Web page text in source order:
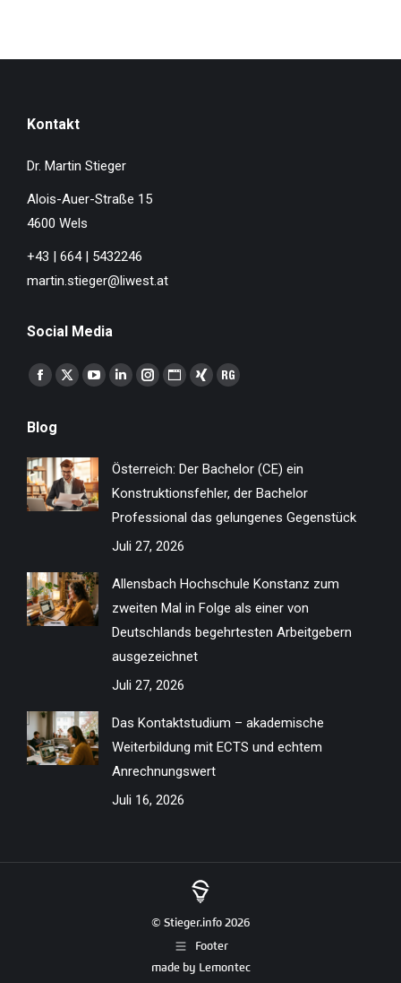
Kontakt
Dr. Martin Stieger
Alois-Auer-Straße 15
4600 Wels
+43 | 664 | 5432246
martin.stieger@liwest.at
Social Media
Finden Sie uns auf:
Facebook
opens
in
new
window
X
in
new
window
YouTube
in
new
window
Linkedin
new
window
Instagram
new
window
Website
new
window
XING
new
window
ResearchGate
new
window
Blog
Österreich: Der Bachelor (CE) ein
Konstruktionsfehler, der Bachelor
Professional das gelungenes Gegenstück
Juli 27, 2026
Allensbach Hochschule Konstanz zum
zweiten Mal in Folge als einer von
Deutschlands begehrtesten Arbeitgebern
ausgezeichnet
Juli 27, 2026
Das Kontaktstudium – akademische
Weiterbildung mit ECTS und echtem
Anrechnungswert
Juli 16, 2026
© Stieger.info 2026
Footer
made by Lemontec